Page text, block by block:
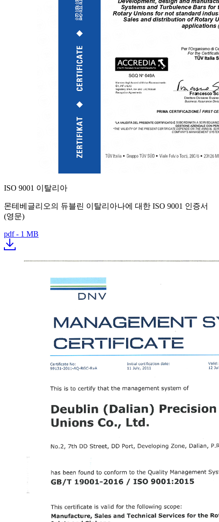
ISO 9001 이탈리아
몬테베글리오의 듀블린 이탈리아나에 대한 ISO 9001 인증서
(영문)
pdf - 1 MB